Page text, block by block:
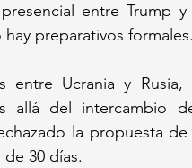
entre Trump
preparativos formales.
entre Ucrania y
allá del intercambio
la propuesta
30 días.